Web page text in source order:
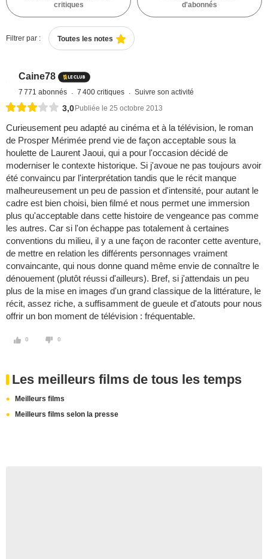
critiques
d'abonnés
Filtrer par : Toutes les notes
Caine78
7 771 abonnés 7 400 critiques Suivre son activité
3,0 Publiée le 25 octobre 2013
Curieusement peu adapté au cinéma et à la télévision, le roman
de Prosper Mérimée prend vie de façon acceptable sous la
houlette de Laurent Jaoui, qui a pour l'occasion décidé de
moderniser le contexte historique. Si j'avoue ne pas toujours avoir
été convaincu par l'interprétation tandis que le récit manque
malheureusement un peu de passion et d'intensité, pour autant le
cadre est bien choisi, bien filmé et nous permet une immersion
plus qu'acceptable dans cette histoire de vengeance pas comme
les autres. Car si l'on échappe pas totalement à certaines
conventions du milieu, il y a une façon de raconter cette aventure,
de mettre en relation les différents personnages vraiment
convaincante, qui nous donne quand même envie de connaître le
dénouement (plutôt réussi d'ailleurs). Bref, si j'attendais un peu
plus de la mise en images d'un grand classique de la littérature, le
récit, assez riche, a suffisamment de gueule et d'atouts pour nous
offrir un bon moment de télévision : fréquentable.
0 0
Les meilleurs films de tous les temps
Meilleurs films
Meilleurs films selon la presse